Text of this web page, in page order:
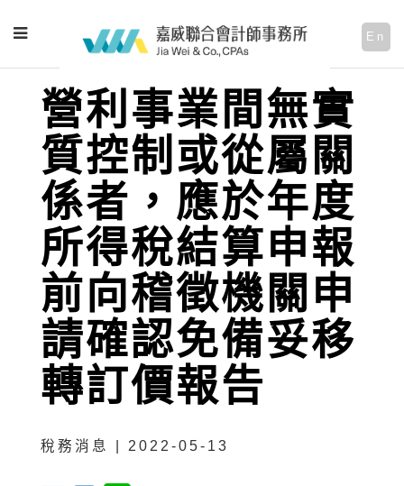
En
營利事業間無實
質控制或從屬關
係者，應於年度
所得稅結算申報
前向稽徵機關申
請確認免備妥移
轉訂價報告
稅務消息 | 2022-05-13